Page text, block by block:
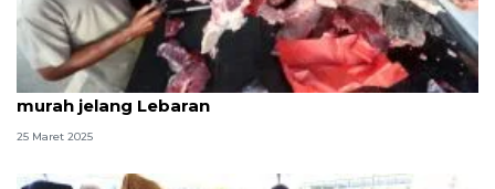
Banda Aceh distribusi 50 ton daging di pasar
murah jelang Lebaran
25 Maret 2025